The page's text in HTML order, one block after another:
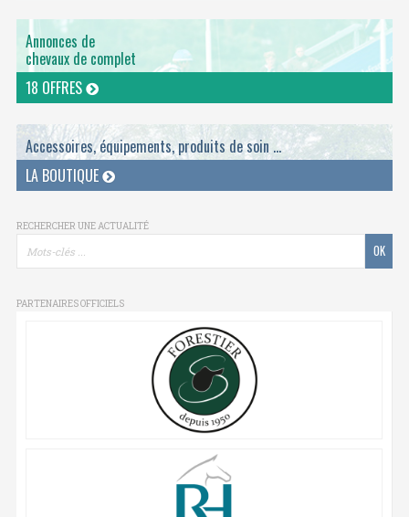
Annonces de
chevaux de complet
18 OFFRES
Accessoires, équipements, produits de soin ...
LA BOUTIQUE
RECHERCHER UNE ACTUALITÉ
PARTENAIRES OFFICIELS